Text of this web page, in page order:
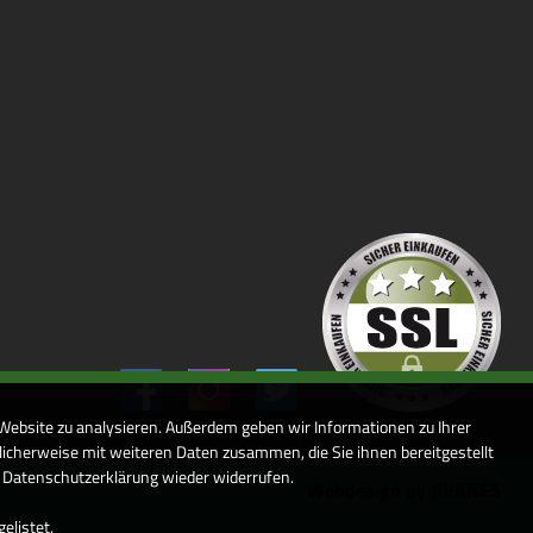
zu analysieren. Außerdem geben wir Informationen zu Ihrer
mit weiteren Daten zusammen, die Sie ihnen bereitgestellt
wieder widerrufen.